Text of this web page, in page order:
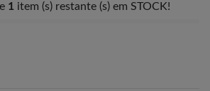
1 item (s) restante (s) em STOCK!